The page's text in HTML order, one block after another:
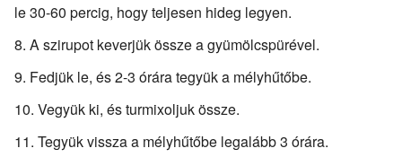
le 30-60 percig, hogy teljesen hideg legyen.
A szirupot keverjük össze a gyümölcspürével.
Fedjük le, és 2-3 órára tegyük a mélyhűtőbe.
Vegyük ki, és turmixoljuk össze.
Tegyük vissza a mélyhűtőbe legalább 3 órára.